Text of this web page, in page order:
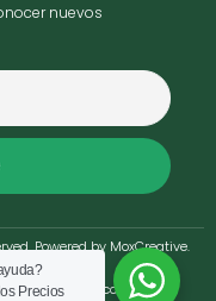
nuevos
Powered by MoxCreative.
Política de cookies
Precios